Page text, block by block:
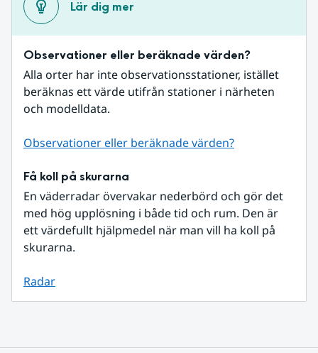
Lär dig mer
Observationer eller beräknade värden?
Alla orter har inte observationsstationer, istället
beräknas ett värde utifrån stationer i närheten
och modelldata.
Observationer eller beräknade värden?
Få koll på skurarna
En väderradar övervakar nederbörd och gör det
med hög upplösning i både tid och rum. Den är
ett värdefullt hjälpmedel när man vill ha koll på
skurarna.
Radar